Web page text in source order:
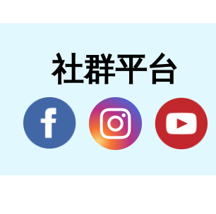
社群平台